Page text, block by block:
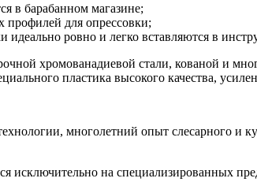
в барабанном магазине;
для опрессовки;
ровно и легко вставляются в
хромованадиевой стали, кованой и
пластика высокого качества,
многолетний опыт слесарного и
исключительно на специализированных